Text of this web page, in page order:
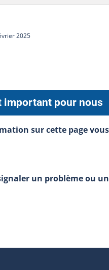
2025
important pour nous
sur cette page
un problème ou